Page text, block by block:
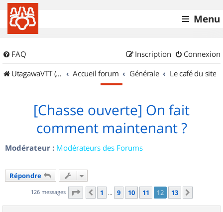
Menu
FAQ Connexion
Inscription
UtagawaVTT (Randos VTT et VTTAE avec traces GPS)
Accueil forum Générale Le café du site
[Chasse ouverte] On fait
comment maintenant ?
Modérateur : Modérateurs des Forums
Répondre
126 messages Page 12 sur13
Précédent
1 … 9 10 11 12 13